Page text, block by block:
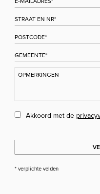
Akkoord met de
* verplichte velden